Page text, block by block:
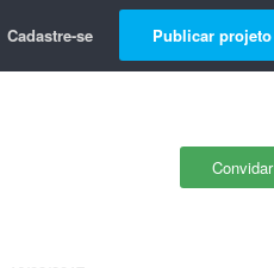
Cadastre-se Publicar projeto
Convidar